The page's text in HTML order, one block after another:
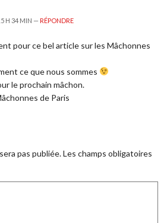
H 34 MIN — RÉPONDRE
pour ce bel article sur les Mâchonnes
ce que nous sommes
le prochain mâchon.
de Paris
pas publiée.Les champs obligatoires